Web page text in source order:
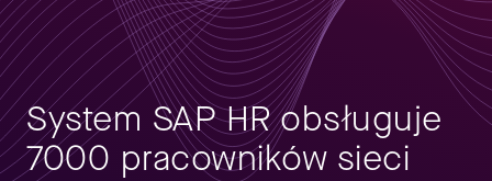
System SAP HR obsługuje
7000 pracowników sieci